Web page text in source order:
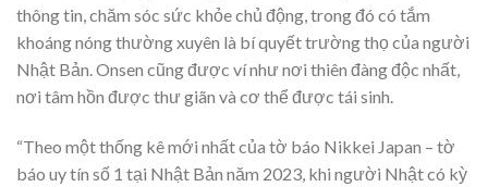
thông tin, chăm sóc sức khỏe chủ động, trong đó có tắm
khoáng nóng thường xuyên là bí quyết trường thọ của người
Nhật Bản. Onsen cũng được ví như nơi thiên đàng độc nhất,
nơi tâm hồn được thư giãn và cơ thể được tái sinh.
“Theo một thống kê mới nhất của tờ báo Nikkei Japan – tờ
báo uy tín số 1 tại Nhật Bản năm 2023, khi người Nhật có kỳ